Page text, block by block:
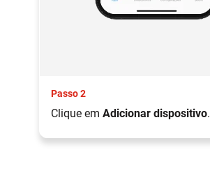
Passo 2
Clique em Adicionar dispositivo.